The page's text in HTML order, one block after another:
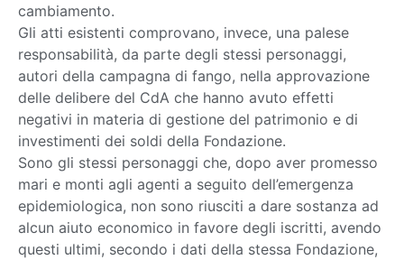
cambiamento.
Gli atti esistenti comprovano, invece, una palese
responsabilità, da parte degli stessi personaggi,
autori della campagna di fango, nella approvazione
delle delibere del CdA che hanno avuto effetti
negativi in materia di gestione del patrimonio e di
investimenti dei soldi della Fondazione.
Sono gli stessi personaggi che, dopo aver promesso
mari e monti agli agenti a seguito dell’emergenza
epidemiologica, non sono riusciti a dare sostanza ad
alcun aiuto economico in favore degli iscritti, avendo
questi ultimi, secondo i dati della stessa Fondazione,